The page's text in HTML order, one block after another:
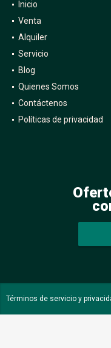
Inicio
Venta
Alquiler
Servicio
Blog
Quienes Somos
Contáctenos
Políticas de privacidad
Términos de servicio y